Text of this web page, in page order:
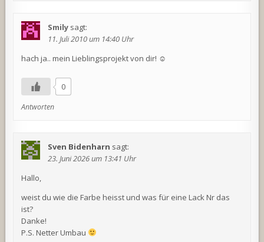
Smily sagt:
11. Juli 2010 um 14:40 Uhr
hach ja.. mein Lieblingsprojekt von dir! ☺
0
Antworten
Sven Bidenharn sagt:
23. Juni 2026 um 13:41 Uhr
Hallo,
weist du wie die Farbe heisst und was für eine Lack Nr das
ist?
Danke!
P.S. Netter Umbau